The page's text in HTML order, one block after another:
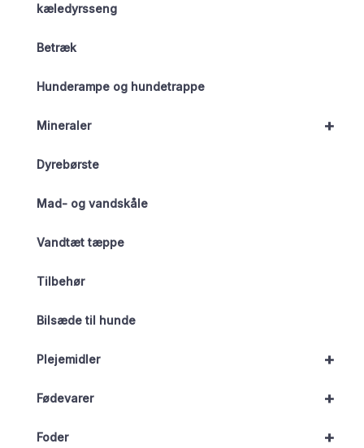
kæledyrsseng
Betræk
Hunderampe og hundetrappe
+
Mineraler
Dyrebørste
Mad- og vandskåle
Vandtæt tæppe
Tilbehør
Bilsæde til hunde
+
Plejemidler
+
Fødevarer
+
Foder